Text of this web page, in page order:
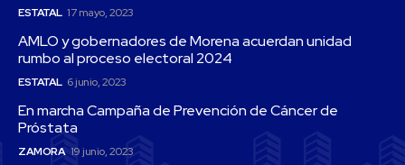
ESTATAL 17 mayo, 2023
AMLO y gobernadores de Morena acuerdan unidad
rumbo al proceso electoral 2024
ESTATAL 6 junio, 2023
En marcha Campaña de Prevención de Cáncer de
Próstata
ZAMORA 19 junio, 2023